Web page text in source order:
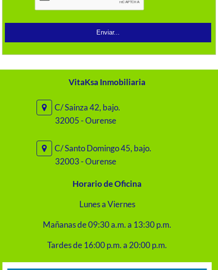
VitaKsa Inmobiliaria
C/ Sainza 42, bajo.
32005 - Ourense
C/ Santo Domingo 45, bajo.
32003 - Ourense
Horario de Oficina
Lunes a Viernes
Mañanas de 09:30 a.m. a 13:30 p.m.
Tardes de 16:00 p.m. a 20:00 p.m.